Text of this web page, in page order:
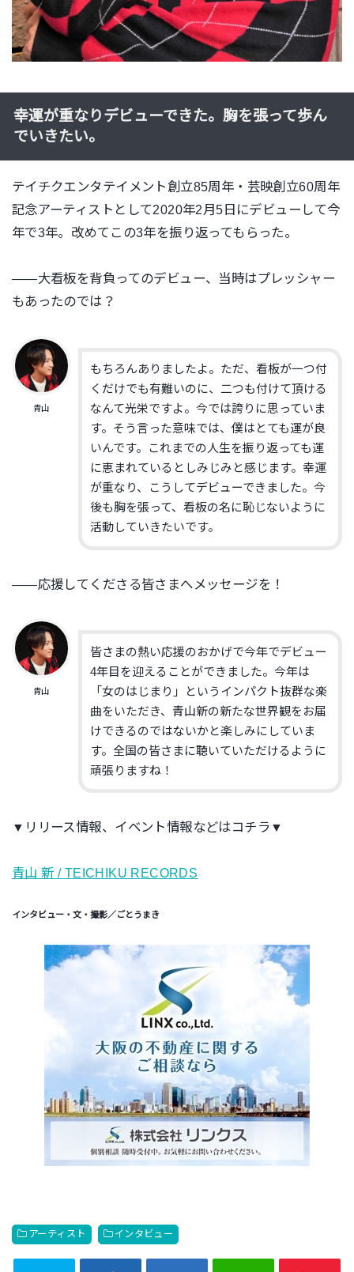
幸運が重なりデビューできた。胸を張って歩ん
でいきたい。
テイチクエンタテイメント創立85周年・芸映創立60周年
記念アーティストとして2020年2月5日にデビューして今
年で3年。改めてこの3年を振り返ってもらった。
——大看板を背負ってのデビュー、当時はプレッシャー
もあったのでは？
青山
もちろんありましたよ。ただ、看板が一つ付
くだけでも有難いのに、二つも付けて頂ける
なんて光栄ですよ。今では誇りに思っていま
す。そう言った意味では、僕はとても運が良
いんです。これまでの人生を振り返っても運
に恵まれているとしみじみと感じます。幸運
が重なり、こうしてデビューできました。今
後も胸を張って、看板の名に恥じないように
活動していきたいです。
——応援してくださる皆さまへメッセージを！
青山
皆さまの熱い応援のおかげで今年でデビュー
4年目を迎えることができました。今年は
「女のはじまり」というインパクト抜群な楽
曲をいただき、青山新の新たな世界観をお届
けできるのではないかと楽しみにしていま
す。全国の皆さまに聴いていただけるように
頑張りますね！
▼リリース情報、イベント情報などはコチラ▼
青山 新 / TEICHIKU RECORDS
インタビュー・文・撮影／ごとうまき
アーティスト インタビュー